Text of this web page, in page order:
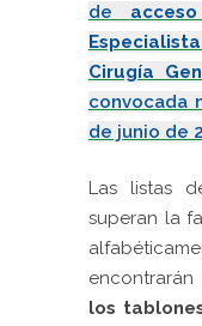
de
Cirugía
convocada
de junio de
Las listas
superan la
encontrarán
los